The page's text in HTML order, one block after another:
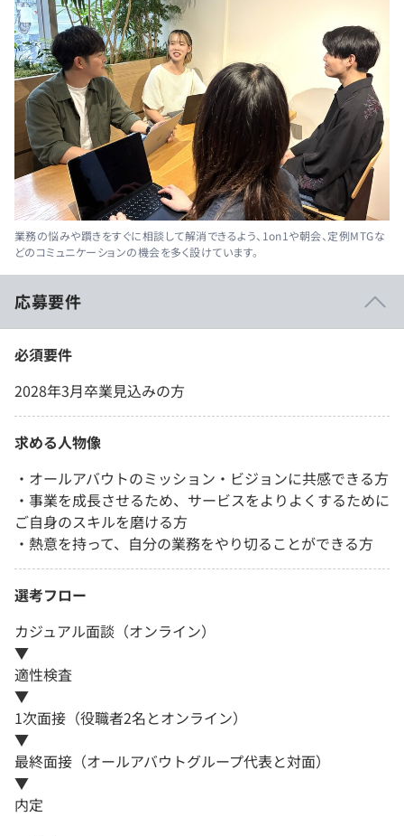
業務の悩みや躓きをすぐに相談して解消できるよう、1on1や朝会、定例MTGな
どのコミュニケーションの機会を多く設けています。
応募要件
必須要件
2028年3月卒業見込みの方
求める人物像
・オールアバウトのミッション・ビジョンに共感できる方
・事業を成長させるため、サービスをよりよくするために
ご自身のスキルを磨ける方
・熱意を持って、自分の業務をやり切ることができる方
選考フロー
カジュアル面談（オンライン）
▼
適性検査
▼
1次面接（役職者2名とオンライン）
▼
最終面接（オールアバウトグループ代表と対面）
▼
内定